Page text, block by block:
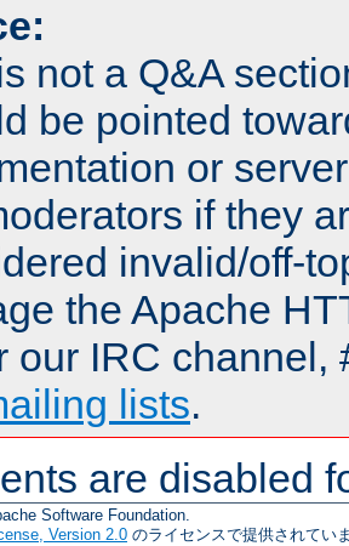
not a Q&A
be pointed
or
if they
invalid/off-
the Apache
our IRC channel,
lists.
are disabled
Software Foundation.
Version 2.0 のライセンスで提供されてい